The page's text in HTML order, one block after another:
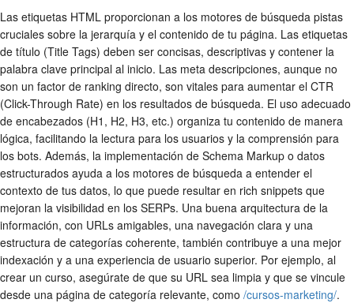
Las etiquetas HTML proporcionan a los motores de búsqueda pistas
cruciales sobre la jerarquía y el contenido de tu página. Las etiquetas
de título (Title Tags) deben ser concisas, descriptivas y contener la
palabra clave principal al inicio. Las meta descripciones, aunque no
son un factor de ranking directo, son vitales para aumentar el CTR
(Click-Through Rate) en los resultados de búsqueda. El uso adecuado
de encabezados (H1, H2, H3, etc.) organiza tu contenido de manera
lógica, facilitando la lectura para los usuarios y la comprensión para
los bots. Además, la implementación de Schema Markup o datos
estructurados ayuda a los motores de búsqueda a entender el
contexto de tus datos, lo que puede resultar en rich snippets que
mejoran la visibilidad en los SERPs. Una buena arquitectura de la
información, con URLs amigables, una navegación clara y una
estructura de categorías coherente, también contribuye a una mejor
indexación y a una experiencia de usuario superior. Por ejemplo, al
crear un curso, asegúrate de que su URL sea limpia y que se vincule
desde una página de categoría relevante, como /cursos-marketing/.